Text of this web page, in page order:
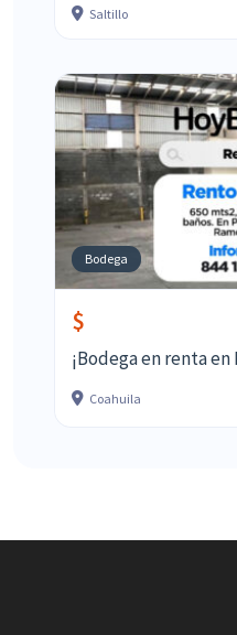
Saltillo
Bodega
$
¡Bodega en renta en
Coahuila